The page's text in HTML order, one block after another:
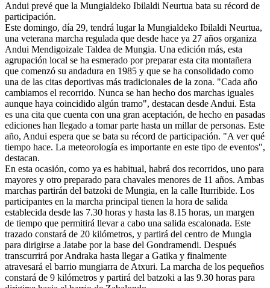
Andui prevé que la Mungialdeko Ibilaldi Neurtua bata su récord de
participación.
Este domingo, día 29, tendrá lugar la Mungialdeko Ibilaldi Neurtua,
una veterana marcha regulada que desde hace ya 27 años organiza
Andui Mendigoizale Taldea de Mungia. Una edición más, esta
agrupación local se ha esmerado por preparar esta cita montañera
que comenzó su andadura en 1985 y que se ha consolidado como
una de las citas deportivas más tradicionales de la zona. "Cada año
cambiamos el recorrido. Nunca se han hecho dos marchas iguales
aunque haya coincidido algún tramo", destacan desde Andui. Esta
es una cita que cuenta con una gran aceptación, de hecho en pasadas
ediciones han llegado a tomar parte hasta un millar de personas. Este
año, Andui espera que se bata su récord de participación. "A ver qué
tiempo hace. La meteorología es importante en este tipo de eventos",
destacan.
En esta ocasión, como ya es habitual, habrá dos recorridos, uno para
mayores y otro preparado para chavales menores de 11 años. Ambas
marchas partirán del batzoki de Mungia, en la calle Iturribide. Los
participantes en la marcha principal tienen la hora de salida
establecida desde las 7.30 horas y hasta las 8.15 horas, un margen
de tiempo que permitirá llevar a cabo una salida escalonada. Este
trazado constará de 20 kilómetros, y partirá del centro de Mungia
para dirigirse a Jatabe por la base del Gondramendi. Después
transcurrirá por Andraka hasta llegar a Gatika y finalmente
atravesará el barrio mungiarra de Atxuri. La marcha de los pequeños
constará de 9 kilómetros y partirá del batzoki a las 9.30 horas para